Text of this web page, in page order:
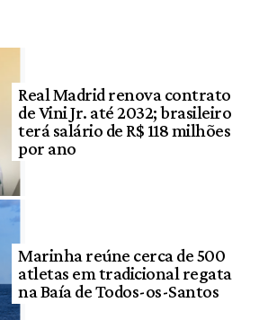
Real Madrid renova contrato
de Vini Jr. até 2032; brasileiro
terá salário de R$ 118 milhões
por ano
Marinha reúne cerca de 500
atletas em tradicional regata
na Baía de Todos-os-Santos